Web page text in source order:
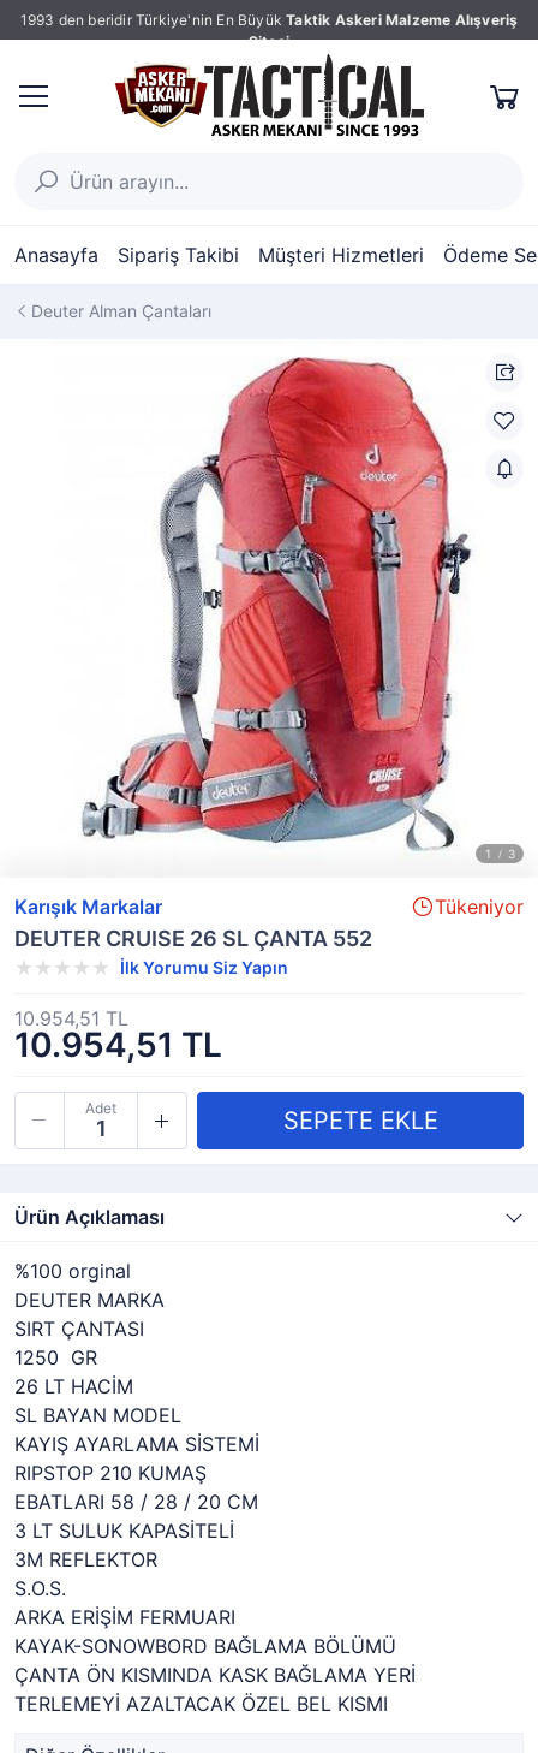
1993 den beridir Türkiye'nin En Büyük Taktik Askeri Malzeme Alışveriş
Sitesi
Anasayfa Sipariş Takibi Müşteri Hizmetleri Ödeme
Deuter Alman Çantaları
Karışık Markalar Tükeniyor
DEUTER CRUISE 26 SL ÇANTA 552
İlk Yorumu Siz Yapın
10.954,51 TL
10.954,51 TL
Adet
Ürün Açıklaması
%100 orginal
DEUTER MARKA
SIRT ÇANTASI
1250 GR
26 LT HACİM
SL BAYAN MODEL
KAYIŞ AYARLAMA SİSTEMİ
RIPSTOP 210 KUMAŞ
EBATLARI 58 / 28 / 20 CM
3 LT SULUK KAPASİTELİ
3M REFLEKTOR
S.O.S.
ARKA ERİŞİM FERMUARI
KAYAK-SONOWBORD BAĞLAMA BÖLÜMÜ
ÇANTA ÖN KISMINDA KASK BAĞLAMA YERİ
TERLEMEYİ AZALTACAK ÖZEL BEL KISMI